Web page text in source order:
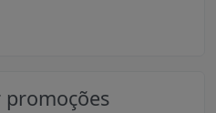
promoções